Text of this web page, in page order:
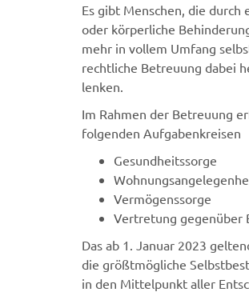
Es gibt Menschen, die durch
oder körperliche
mehr in vollem Umfang
rechtliche Betreuung dabei
lenken.
Im Rahmen der Betreuung
folgenden Aufgabenkreisen
Gesundheitssorge
Vermögenssorge
Vertretung gegenüber
Das ab 1. Januar 2023
die größtmögliche
in den Mittelpunkt aller